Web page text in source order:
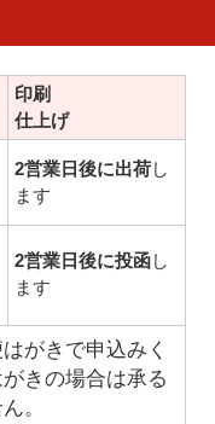
印刷
仕上げ
2営業日後に出荷し
ます
2営業日後に投函し
ます
がきで申込みく
きの場合は承る
。